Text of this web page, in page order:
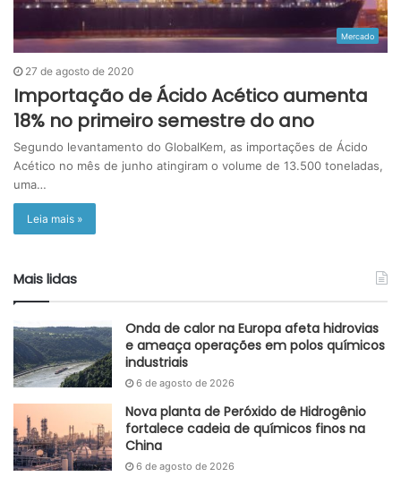
Mercado
27 de agosto de 2020
Importação de Ácido Acético aumenta
18% no primeiro semestre do ano
Segundo levantamento do GlobalKem, as importações de Ácido
Acético no mês de junho atingiram o volume de 13.500 toneladas,
uma…
Leia mais »
Mais lidas
Onda de calor na Europa afeta hidrovias
e ameaça operações em polos químicos
industriais
6 de agosto de 2026
Nova planta de Peróxido de Hidrogênio
fortalece cadeia de químicos finos na
China
6 de agosto de 2026